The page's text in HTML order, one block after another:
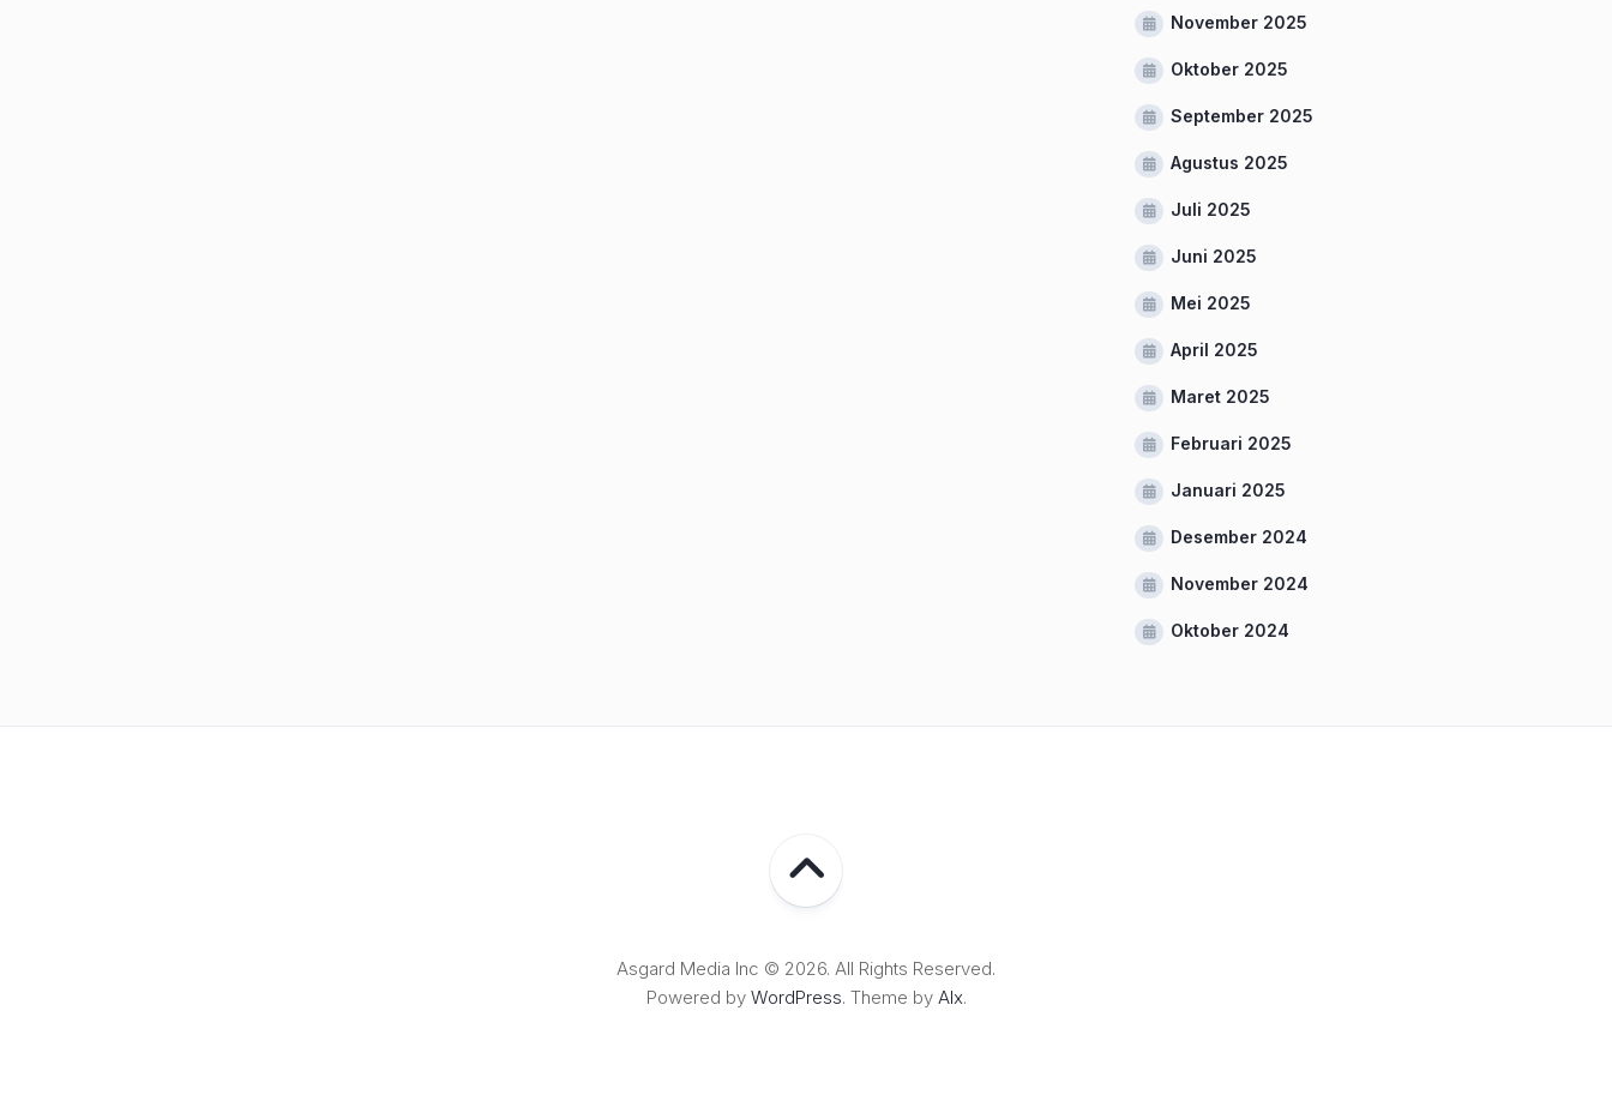
November 2025
Oktober 2025
September 2025
Agustus 2025
Juli 2025
Juni 2025
Mei 2025
April 2025
Maret 2025
Februari 2025
Januari 2025
Desember 2024
November 2024
Oktober 2024
Asgard Media Inc © 2026. All Rights Reserved.
Powered by WordPress. Theme by Alx.